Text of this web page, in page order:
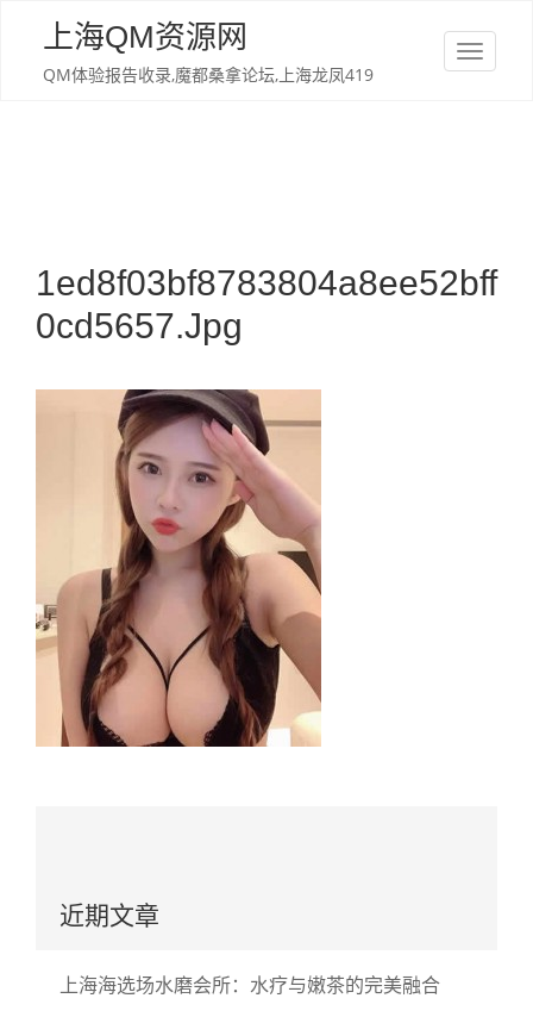
content
T
a
上海QM资源网
QM体验报告收录,魔都桑拿论坛,上海龙凤419
1ed8f03bf8783804a8ee52bff
0cd5657.jpg
近期文章
上海海选场水磨会所：水疗与嫩茶的完美融合